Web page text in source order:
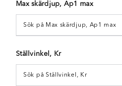
Max skärdjup, Ap1 max
Ställvinkel, Kr